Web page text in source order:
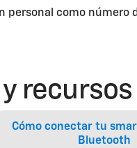
personal como
y
Cómo conectar tu
Bluetooth